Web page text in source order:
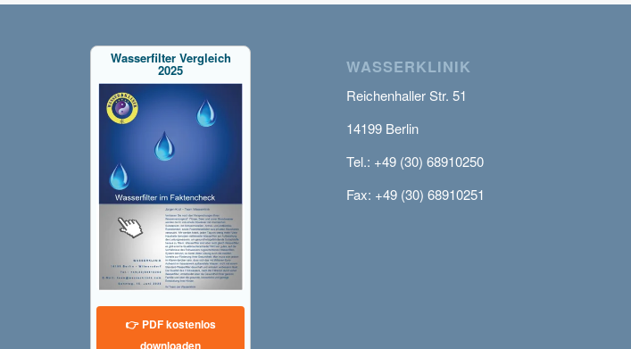
Wasserfilter Vergleich
2025
👉 PDF kostenlos
downloaden
WASSERKLINIK
Reichenhaller Str. 51
14199 Berlin
Tel.: +49 (30) 68910250
Fax: +49 (30) 68910251